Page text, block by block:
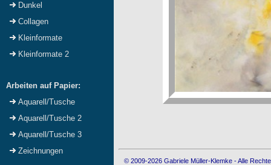
Dunkel
Collagen
Kleinformate
Kleinformate 2
Arbeiten auf Papier:
Aquarell/Tusche
Aquarell/Tusche 2
Aquarell/Tusche 3
Zeichnungen
© 2009-2026 Gabriele Müller-Klemke - Alle